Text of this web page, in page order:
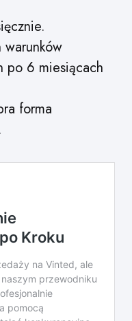
warunków
po 6 miesiącach
forma